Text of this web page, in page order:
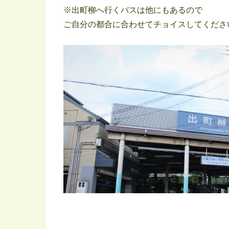
※出町柳へ行くバスは他にもあるので
ご自分の都合に合わせてチョイスしてくださ